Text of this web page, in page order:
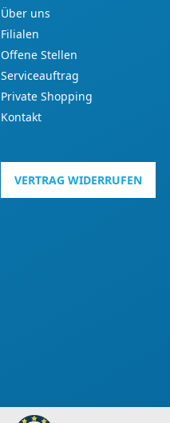
Über uns
Filialen
Offene Stellen
Serviceauftrag
Private Shopping
Kontakt
VERTRAG WIDERRUFEN